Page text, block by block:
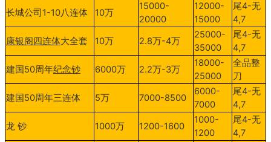
长城公司 1-10八连体 10万
15000-
20000
12000-
15000
尾4-无
4,7
康银阁四连体大全套 10万 2.8万-4万
25000-
35000
尾4-无
4,7
建国 50周年纪念钞 6000万 2.2万-3万
18000-
25000
全品整
刀
建国 50周年三连体 5万 7000-8500
6000-
7000
尾4-无
4,7
龙 钞 1000万 1200-1600
1000-
1200
尾4-无
4,7